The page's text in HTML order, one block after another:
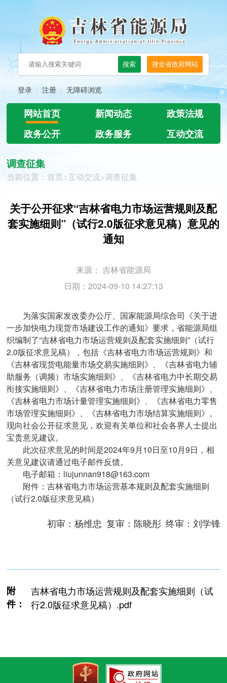
登录 注册 无障碍浏览
网站首页 新闻动态
政策法规
政务公开
政务服务 互动交流
调查征集
当前位置：首页>互动交流>调查征集
关于公开征求“吉林省电力市场运营规则及配
套实施细则”（试行2.0版征求意见稿）意见的
通知
来源： 吉林省能源局
日期：2024-09-10 14:27:13
为落实国家发改委办公厅、国家能源局综合司《关于进
一步加快电力现货市场建设工作的通知》要求，省能源局组
织编制了“吉林省电力市场运营规则及配套实施细则”（试行
2.0版征求意见稿），包括《吉林省电力市场运营规则》和
《吉林省现货电能量市场交易实施细则》、《吉林省电力辅
助服务（调频）市场实施细则》、《吉林省电力中长期交易
衔接实施细则》、《吉林省电力市场注册管理实施细则》、
《吉林省电力市场计量管理实施细则》、《吉林省电力零售
市场管理实施细则》、《吉林省电力市场结算实施细则》。
现向社会公开征求意见，欢迎有关单位和社会各界人士提出
宝贵意见建议。
此次征求意见的时间是2024年9月10日至10月9日，相
关意见建议请通过电子邮件反馈。
电子邮箱：liujunnan918@163.com
附件：吉林省电力市场运营基本规则及配套实施细则
（试行2.0版征求意见稿）
初审：杨维忠 复审：陈晓彤 终审：刘学锋
附
件：
吉林省电力市场运营规则及配套实施细则（试
行2.0版征求意见稿）.pdf